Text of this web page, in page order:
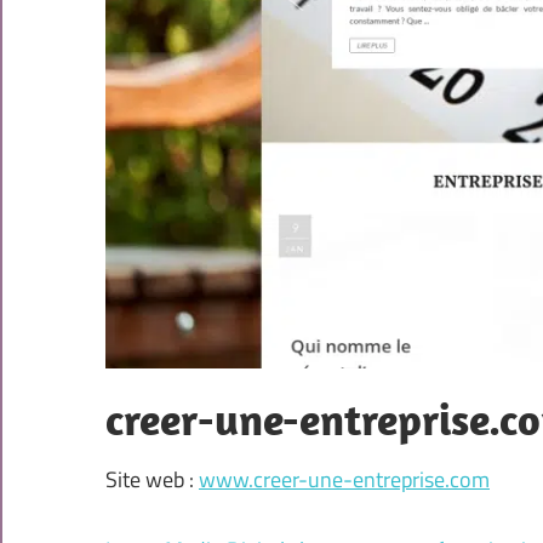
creer-une-
Site web :www.creer-une-entreprise.com